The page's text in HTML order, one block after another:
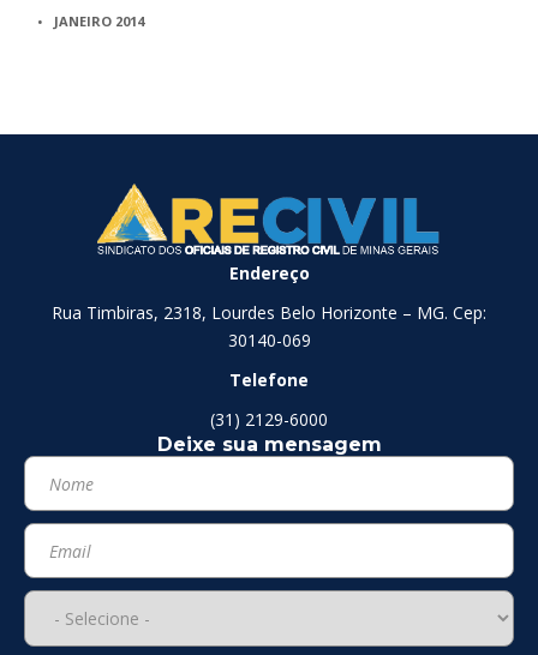
JANEIRO 2014
Endereço
Rua Timbiras, 2318, Lourdes Belo Horizonte – MG. Cep:
30140-069
Telefone
(31) 2129-6000
Deixe sua mensagem